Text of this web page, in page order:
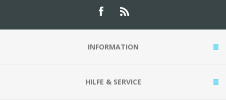
INFORMATION
HILFE & SERVICE